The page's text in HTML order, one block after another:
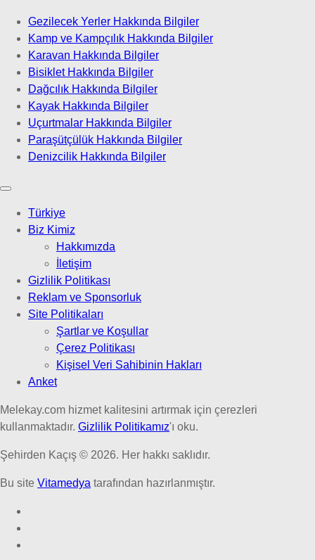
Gezilecek Yerler Hakkında Bilgiler
Kamp ve Kampçılık Hakkında Bilgiler
Karavan Hakkında Bilgiler
Bisiklet Hakkında Bilgiler
Dağcılık Hakkında Bilgiler
Kayak Hakkında Bilgiler
Uçurtmalar Hakkında Bilgiler
Paraşütçülük Hakkında Bilgiler
Denizcilik Hakkında Bilgiler
Türkiye
Biz Kimiz
Hakkımızda
İletişim
Gizlilik Politikası
Reklam ve Sponsorluk
Site Politikaları
Şartlar ve Koşullar
Çerez Politikası
Kişisel Veri Sahibinin Hakları
Anket
Melekay.com hizmet kalitesini artırmak için çerezleri
kullanmaktadır. Gizlilik Politikamız'ı oku.
Şehirden Kaçış © 2026. Her hakkı saklıdır.
Bu site Vitamedya tarafından hazırlanmıştır.